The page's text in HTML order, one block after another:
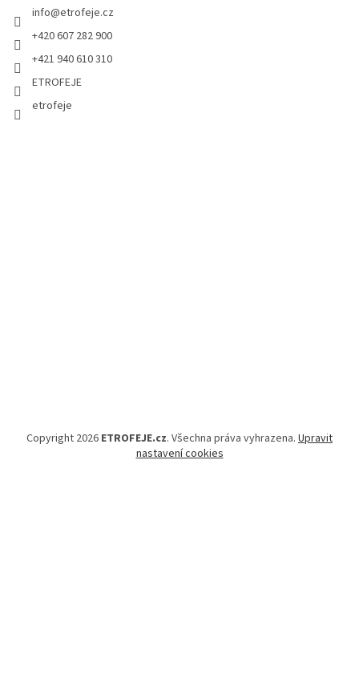
info@etrofeje.cz
+420 607 282 900
+421 940 610 310
ETROFEJE
etrofeje
Copyright 2026 ETROFEJE.cz. Všechna práva vyhrazena. Upravit
nastavení cookies